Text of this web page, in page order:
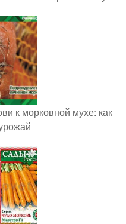
к морковной мухе: как